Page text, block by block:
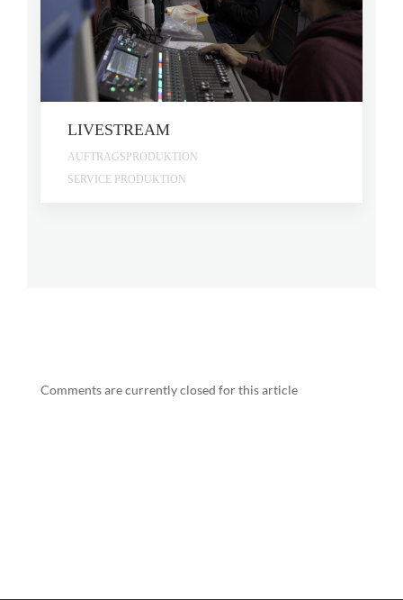
LIVESTREAM
AUFTRAGSPRODUKTION
SERVICE PRODUKTION
Comments are currently closed for this article